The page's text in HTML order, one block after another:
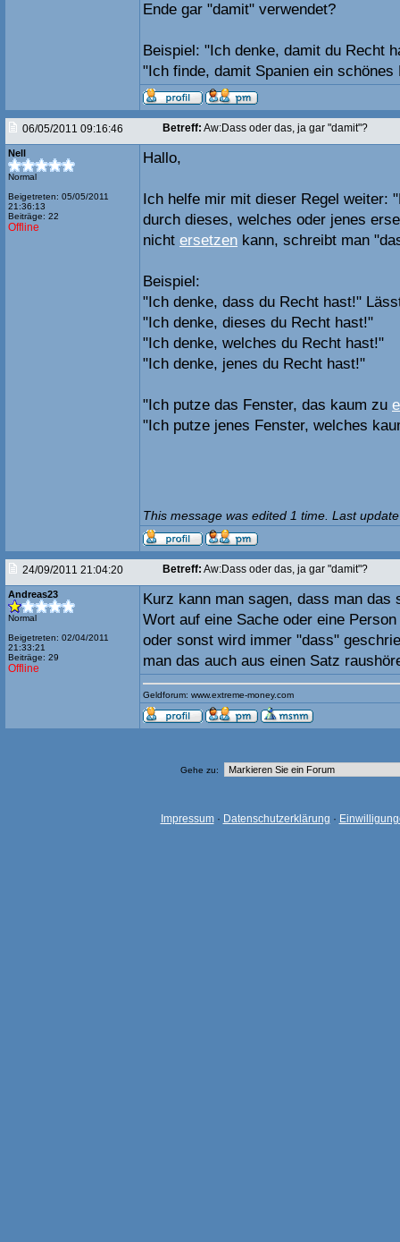
Ende gar "damit" verwendet?
Beispiel: "Ich denke, damit du Recht
"Ich finde, damit Spanien ein schönes
06/05/2011 09:16:46 Betreff: Aw:Dass oder das, ja gar "damit"?
Nell
Normal
Beigetreten: 05/05/2011
21:36:13
Beiträge: 22
Offline
Hallo,
Ich helfe mir mit dieser Regel weiter:
durch dieses, welches oder jenes
nicht ersetzen kann, schreibt man
Beispiel:
"Ich denke, dass du Recht hast!"
"Ich denke, dieses du Recht hast!"
"Ich denke, welches du Recht hast!"
"Ich denke, jenes du Recht hast!"
"Ich putze das Fenster, das kaum zu
"Ich putze jenes Fenster, welches
This message was edited 1 time. Last
24/09/2011 21:04:20 Betreff: Aw:Dass oder das, ja gar "damit"?
Andreas23
Normal
Beigetreten: 02/04/2011
21:33:21
Beiträge: 29
Offline
Kurz kann man sagen, dass man das
Wort auf eine Sache oder eine
oder sonst wird immer "dass"
man das auch aus einen Satz
Geldforum: www.extreme-money.com
Gehe zu:
Impressum· Datenschutzerklärung ·